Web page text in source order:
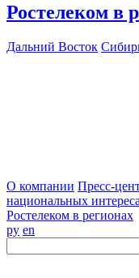
Ростелеком в
Дальний Восток
О компании Пресс-
национальных
Ростелеком в регионах
ру en